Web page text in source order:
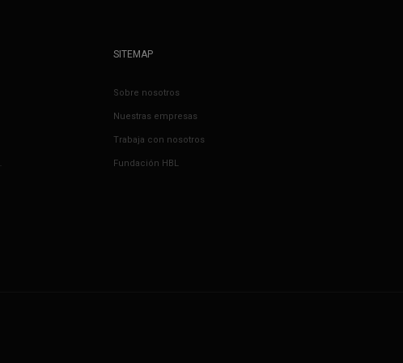
SITEMAP
Sobre nosotros
Nuestras empresas
Trabaja con nosotros
Fundación HBL